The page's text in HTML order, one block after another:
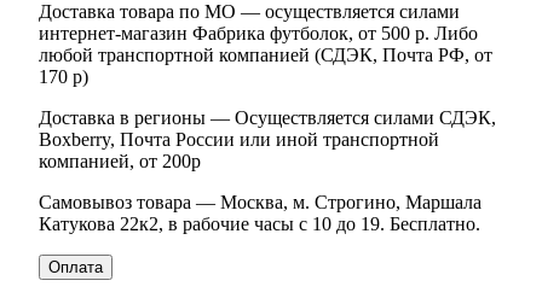
Доставка товара по МО — осуществляется силами
интернет-магазин Фабрика футболок, от 500 р. Либо
любой транспортной компанией (СДЭК, Почта РФ, от
170 р)
Доставка в регионы — Осуществляется силами СДЭК,
Boxberry, Почта России или иной транспортной
компанией, от 200р
Самовывоз товара — Москва, м. Строгино, Маршала
Катукова 22к2, в рабочие часы с 10 до 19. Бесплатно.
Оплата